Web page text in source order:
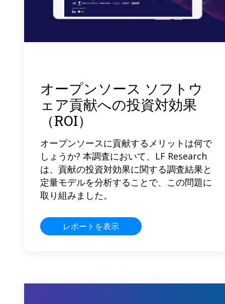
オープンソース ソフトウ
ェア貢献への投資対効果
（ROI）
オープンソースに貢献するメリットは何で
しょうか? 本調査において、LF Research
は、貢献の投資対効果に関する調査結果と
定量モデルを分析することで、この問題に
取り組みました。
レポートを表示